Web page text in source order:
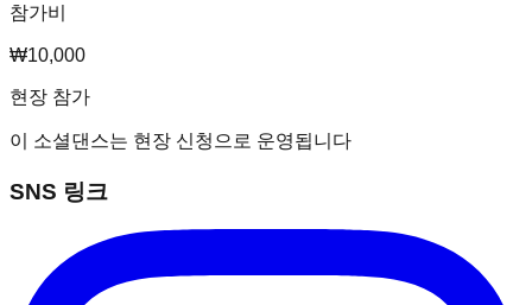
참가비
₩10,000
현장 참가
이 소셜댄스는 현장 신청으로 운영됩니다
SNS 링크